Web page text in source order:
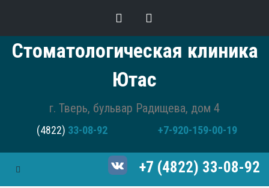
Стоматологическая клиника
Ютас
г. Тверь, бульвар Радищева, дом 4
(4822) 33-08-92 +7-920-159-00-19
Toggle Navigation +7 (4822) 33-08-92